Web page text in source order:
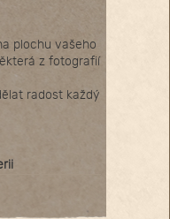
plochu vašeho
z fotografií
radost každý